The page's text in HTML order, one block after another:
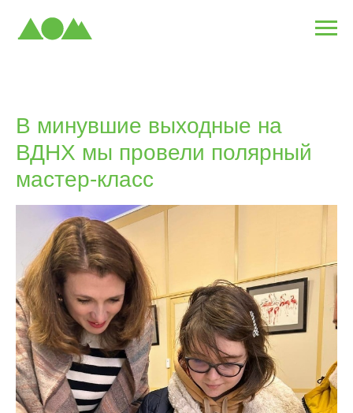
В минувшие выходные на
ВДНХ мы провели полярный
мастер-класс